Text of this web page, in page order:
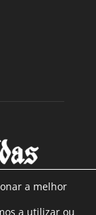
a melhor
a utilizar ou